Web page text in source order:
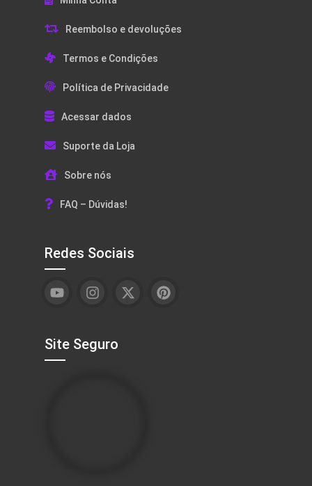
Reembolso e devoluções
Termos e Condições
Política de Privacidade
Acessar dados
Suporte da Loja
Sobre nós
FAQ – Dúvidas!
Redes Sociais
Site Seguro